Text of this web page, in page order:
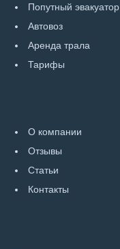
Попутный эвакуатор
Автовоз
Аренда трала
Тарифы
О компании
Отзывы
Статьи
Контакты